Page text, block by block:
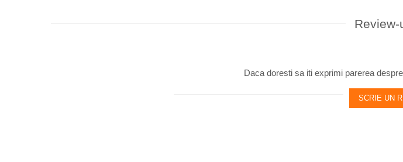
Review-
Daca doresti sa iti exprimi parerea
SCRIE UN